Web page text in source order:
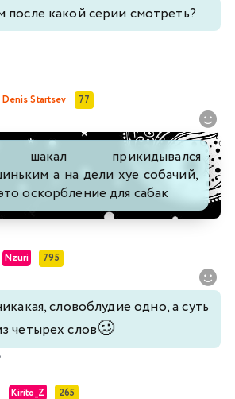
после какой серии смотреть?
Denis Startsev 77
прикидывался
а на дели хуе собачий,
оскорбление для сабак
Nzuri 795
словоблудие одно, а суть
четырех слов🥴
Kirito_Z 265